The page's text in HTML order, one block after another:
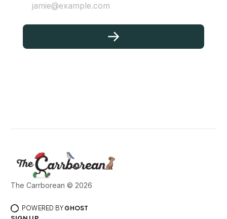
jamie@example.com
The Carrborean © 2026
POWERED BY GHOST